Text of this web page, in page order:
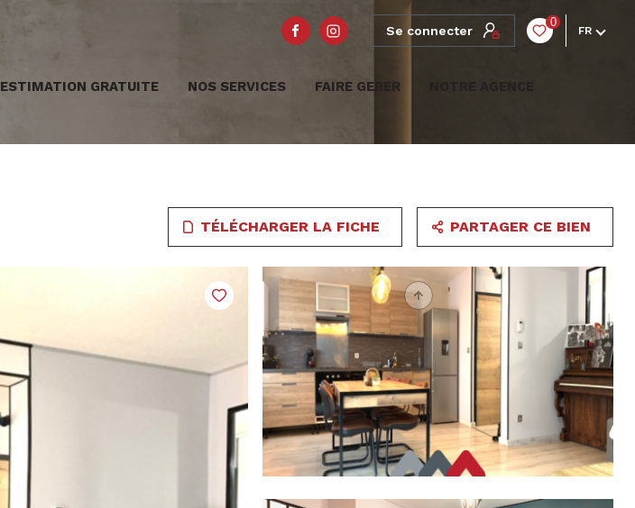
Se connecter
0
FR
ESTIMATION GRATUITE NOS SERVICES FAIRE GERER
TÉLÉCHARGER LA FICHE PARTAGER CE BIEN